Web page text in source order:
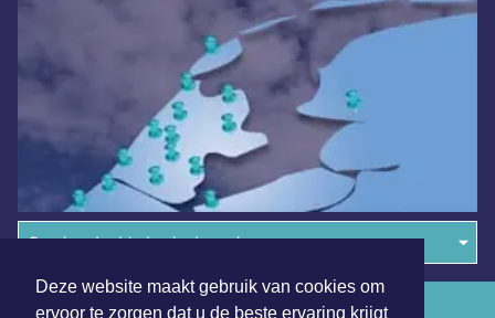
Deze website maakt gebruik van cookies om
ervoor te zorgen dat u de beste ervaring krijgt
Overige dagbladen in de regio
Algemene voorwaarden